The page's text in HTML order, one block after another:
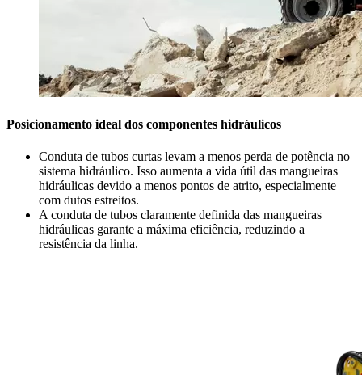
Posicionamento ideal dos componentes hidráulicos
Conduta de tubos curtas levam a menos perda de potência no
sistema hidráulico. Isso aumenta a vida útil das mangueiras
hidráulicas devido a menos pontos de atrito, especialmente
com dutos estreitos.
A conduta de tubos claramente definida das mangueiras
hidráulicas garante a máxima eficiência, reduzindo a
resistência da linha.